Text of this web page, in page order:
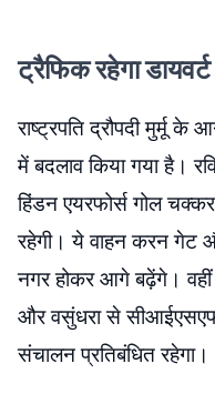
ट्रैफिक रहेगा डायवर्ट
राष्ट्रपति द्रौपदी मुर्मू के
में बदलाव किया गया है।
हिंडन एयरफोर्स गोल
रहेगी। ये वाहन करन गेट
नगर होकर आगे बढ़ेंगे।
और वसुंधरा से सीआईएसएफ
संचालन प्रतिबंधित रहेगा।